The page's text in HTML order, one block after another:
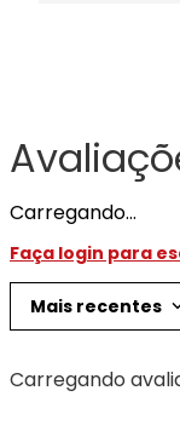
Carregando…
Faça login para
Mais recentes
Carregando